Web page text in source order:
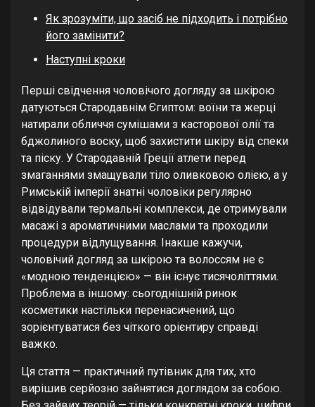
Як зрозуміти, що засіб не підходить і потрібно
його замінити?
Наступні кроки
Перші свідчення чоловічого догляду за шкірою
датуються Стародавнім Єгиптом: воїни та жерці
натирали обличчя сумішами з касторової олії та
бджолиного воску, щоб захистити шкіру від спеки
та піску. У Стародавній Греції атлети перед
змаганнями змащували тіло оливковою олією, а у
Римській імперії знатні чоловіки регулярно
відвідували термальні комплекси, де отримували
масажі з ароматичними маслами та проходили
процедури відлущування. Інакше кажучи,
чоловічий догляд за шкірою та волоссям не є
«модною тенденцією» — він існує тисячоліттями.
Проблема в іншому: сьогоднішній ринок
косметики настільки перенасичений, що
зорієнтуватися без чіткого орієнтиру справді
важко.
Ця стаття — практичний путівник для тих, хто
вирішив серйозно зайнятися доглядом за собою.